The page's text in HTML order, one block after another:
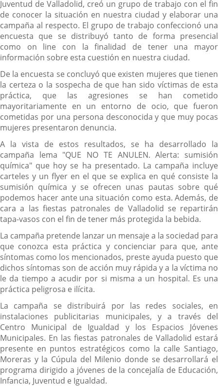
Juventud de Valladolid, creó un grupo de trabajo con el fin
de conocer la situación en nuestra ciudad y elaborar una
campaña al respecto. El grupo de trabajo confeccionó una
encuesta que se distribuyó tanto de forma presencial
como on line con la finalidad de tener una mayor
información sobre esta cuestión en nuestra ciudad.
De la encuesta se concluyó que existen mujeres que tienen
la certeza o la sospecha de que han sido víctimas de esta
práctica, que las agresiones se han cometido
mayoritariamente en un entorno de ocio, que fueron
cometidas por una persona desconocida y que muy pocas
mujeres presentaron denuncia.
A la vista de estos resultados, se ha desarrollado la
campaña lema "QUE NO TE ANULEN. Alerta: sumisión
química" que hoy se ha presentado. La campaña incluye
carteles y un flyer en el que se explica en qué consiste la
sumisión química y se ofrecen unas pautas sobre qué
podemos hacer ante una situación como esta. Además, de
cara a las fiestas patronales de Valladolid se repartirán
tapa-vasos con el fin de tener más protegida la bebida.
La campaña pretende lanzar un mensaje a la sociedad para
que conozca esta práctica y concienciar para que, ante
síntomas como los mencionados, preste ayuda puesto que
dichos síntomas son de acción muy rápida y a la víctima no
le da tiempo a acudir por si misma a un hospital. Es una
práctica peligrosa e ilícita.
La campaña se distribuirá por las redes sociales, en
instalaciones publicitarias municipales, y a través del
Centro Municipal de Igualdad y los Espacios Jóvenes
Municipales. En las fiestas patronales de Valladolid estará
presente en puntos estratégicos como la calle Santiago,
Moreras y la Cúpula del Milenio donde se desarrollará el
programa dirigido a jóvenes de la concejalía de Educación,
Infancia, Juventud e Igualdad.